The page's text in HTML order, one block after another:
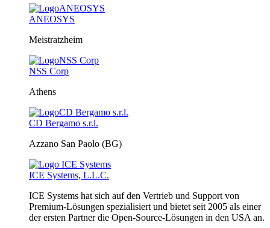
ANEOSYS
Meistratzheim
NSS Corp
Athens
CD Bergamo s.r.l.
Azzano San Paolo (BG)
ICE Systems, L.L.C.
ICE Systems hat sich auf den Vertrieb und Support von
Premium-Lösungen spezialisiert und bietet seit 2005 als einer
der ersten Partner die Open-Source-Lösungen in den USA an.